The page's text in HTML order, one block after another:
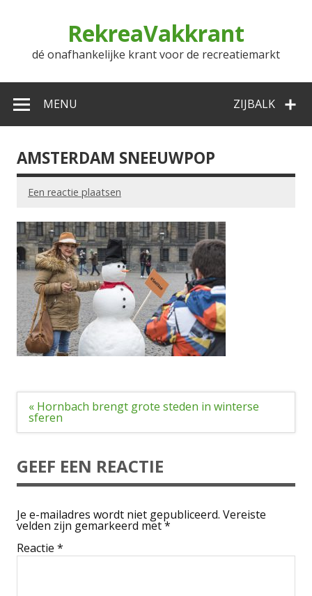
RekreaVakkrant
dé onafhankelijke krant voor de recreatiemarkt
ZIJBALK
MENU
AMSTERDAM SNEEUWPOP
Een reactie plaatsen
Bericht
navigatie
« Hornbach brengt grote steden in winterse
sferen
GEEF EEN REACTIE
Je e-mailadres wordt niet gepubliceerd. Vereiste
velden zijn gemarkeerd met*
Reactie *